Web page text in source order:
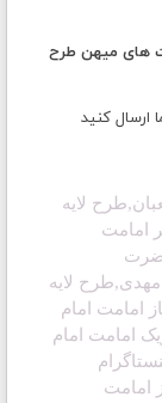
های میهن طرح
ارسال کنید
,طرح لایه
امامت
مهدی,طرح لایه
امامت امام
امامت امام
امامت